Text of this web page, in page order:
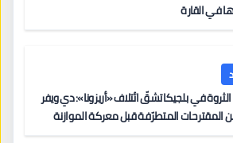
في القارة
ضريبة الثروة في بلجيكا تشقّ ائتلاف «أريزونا»: دي ويفر
المقترحات المتطرّفة قبل معركة الموازنة